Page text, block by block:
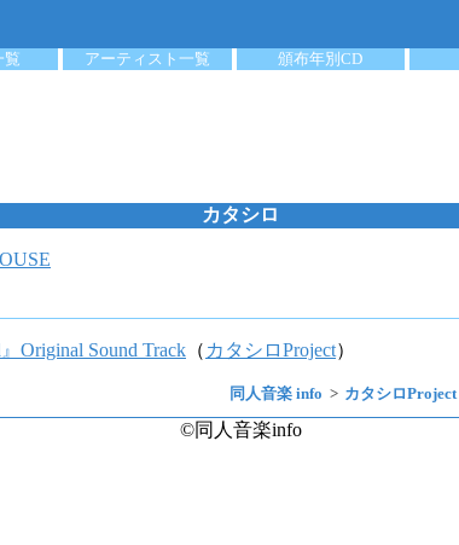
覧 アーティスト一覧 頒布年別CD
カタシロ
Original Sound Track （ カタシロProject）
同人音楽 info カタシロProject
©同人音楽info